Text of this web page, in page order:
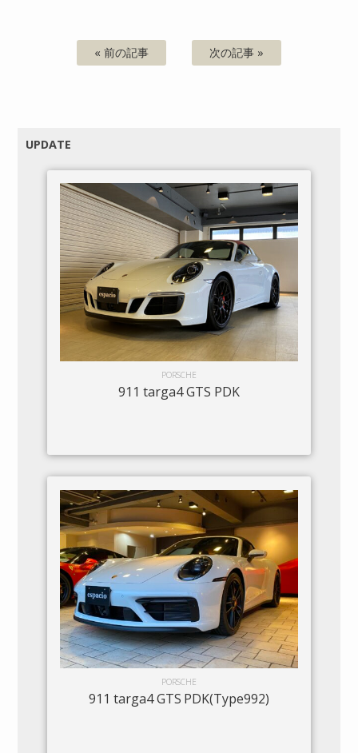
« 前の記事 次の記事 »
UPDATE
PORSCHE
911 targa4 GTS PDK
PORSCHE
911 targa4 GTS PDK(Type992)